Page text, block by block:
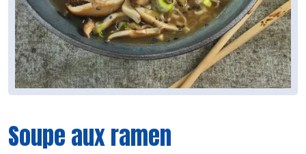
Soupe aux ramen